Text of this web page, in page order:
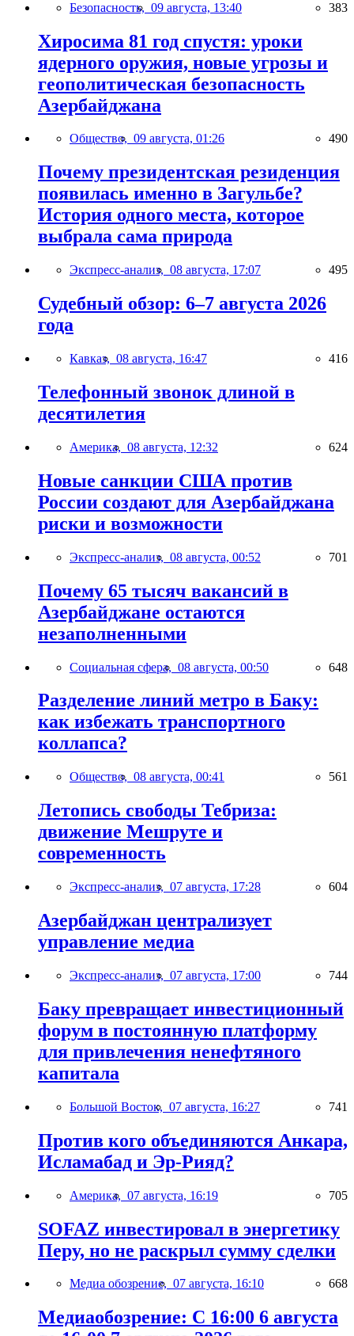
Безопасность, 09 августа, 13:40 383
Хиросима 81 год спустя: уроки
ядерного оружия, новые угрозы и
геополитическая безопасность
Азербайджана
Общество, 09 августа, 01:26 490
Почему президентская резиденция
появилась именно в Загульбе?
История одного места, которое
выбрала сама природа
Экспресс-анализ, 08 августа, 17:07 495
Судебный обзор: 6–7 августа 2026
года
Кавказ, 08 августа, 16:47 416
Телефонный звонок длиной в
десятилетия
Америка, 08 августа, 12:32 624
Новые санкции США против
России создают для Азербайджана
риски и возможности
Экспресс-анализ, 08 августа, 00:52 701
Почему 65 тысяч вакансий в
Азербайджане остаются
незаполненными
Социальная сфера, 08 августа, 00:50 648
Разделение линий метро в Баку:
как избежать транспортного
коллапса?
Общество, 08 августа, 00:41 561
Летопись свободы Тебриза:
движение Мешруте и
современность
Экспресс-анализ, 07 августа, 17:28 604
Азербайджан централизует
управление медиа
Экспресс-анализ, 07 августа, 17:00 744
Баку превращает инвестиционный
форум в постоянную платформу
для привлечения ненефтяного
капитала
Большой Восток, 07 августа, 16:27 741
Против кого объединяются Анкара,
Исламабад и Эр-Рияд?
Америка, 07 августа, 16:19 705
SOFAZ инвестировал в энергетику
Перу, но не раскрыл сумму сделки
Медиа обозрение, 07 августа, 16:10 668
Медиаобозрение: С 16:00 6 августа